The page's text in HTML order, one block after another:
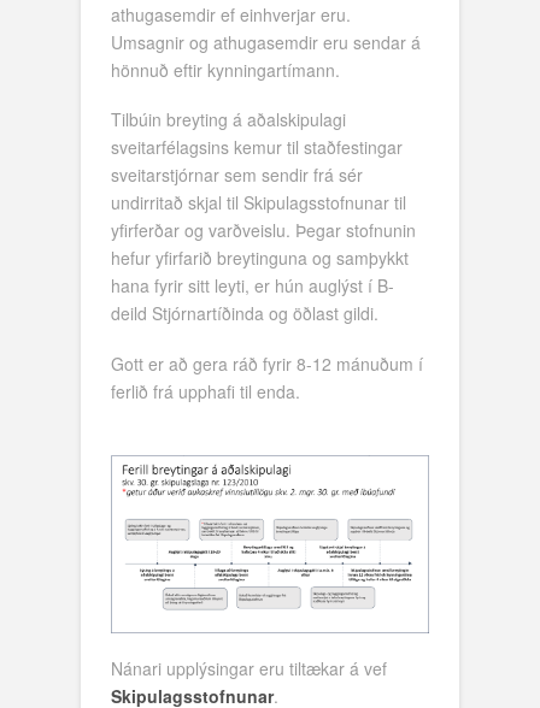
athugasemdir ef einhverjar eru.
Umsagnir og athugasemdir eru sendar á
hönnuð eftir kynningartímann.
Tilbúin breyting á aðalskipulagi
sveitarfélagsins kemur til staðfestingar
sveitarstjórnar sem sendir frá sér
undirritað skjal til Skipulagsstofnunar til
yfirferðar og varðveislu. Þegar stofnunin
hefur yfirfarið breytinguna og samþykkt
hana fyrir sitt leyti, er hún auglýst í B-
deild Stjórnartíðinda og öðlast gildi.
Gott er að gera ráð fyrir 8-12 mánuðum í
ferlið frá upphafi til enda.
Nánari upplýsingar eru tiltækar á vef
Skipulagsstofnunar.